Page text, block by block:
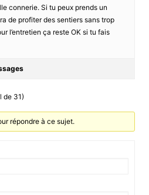
connerie. Si tu peux prends un
de profiter des sentiers sans trop
l’entretien ça reste OK si tu fais
de 31)
répondre à ce sujet.